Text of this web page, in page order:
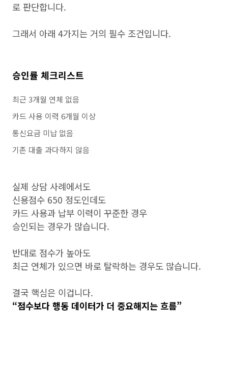
로 판단합니다.
그래서 아래 4가지는 거의 필수 조건입니다.
승인률 체크리스트
최근 3개월 연체 없음
카드 사용 이력 6개월 이상
통신요금 미납 없음
기존 대출 과다하지 않음
실제 상담 사례에서도
신용점수 650 정도인데도
카드 사용과 납부 이력이 꾸준한 경우
승인되는 경우가 많습니다.
반대로 점수가 높아도
최근 연체가 있으면 바로 탈락하는 경우도 많습니다.
결국 핵심은 이겁니다.
“점수보다 행동 데이터가 더 중요해지는 흐름”